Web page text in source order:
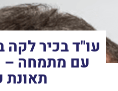
עו"ד בכיר לקה
עם מתמחה –
תאונת